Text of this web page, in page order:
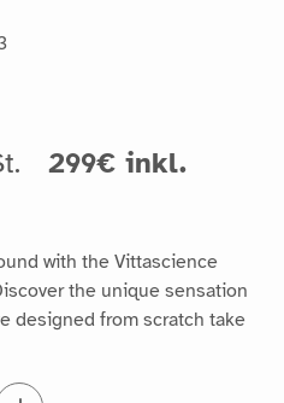
299€ inkl.
with the Vittascience
the unique sensation
designed from scratch take